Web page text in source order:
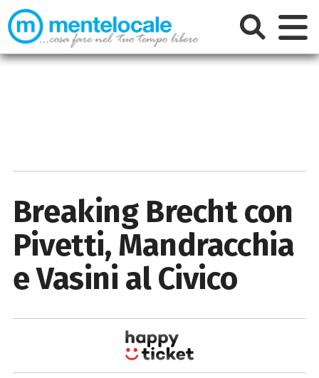
Breaking Brecht con
Pivetti, Mandracchia
e Vasini al Civico